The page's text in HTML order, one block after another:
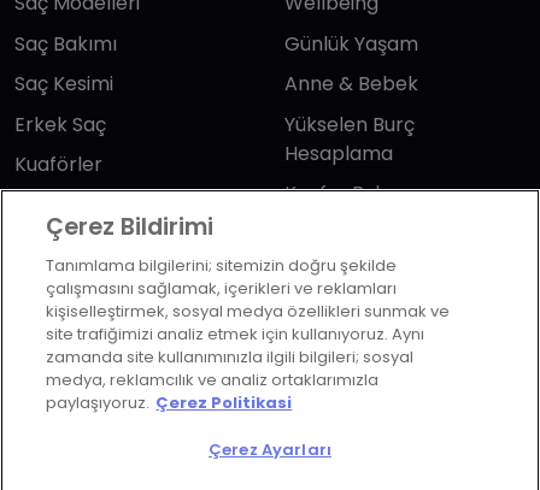
Saç Bakımı
Saç Kesimi
Erkek Saç
Kuaförler
Günlük Yaşam
Anne & Bebek
Yükselen Burç
Hesaplama
Kuafor Bulma
Bizi takip edin
KVKK Başvuru Formu
Kullanım Şart ve Koşulları
Çerez Bildirimi
Tanımlama bilgilerini; sitemizin doğru şekilde
çalışmasını sağlamak, içerikleri ve reklamları
kişiselleştirmek, sosyal medya özellikleri sunmak ve
site trafiğimizi analiz etmek için kullanıyoruz. Aynı
zamanda site kullanımınızla ilgili bilgileri; sosyal
medya, reklamcılık ve analiz ortaklarımızla
paylaşıyoruz. Çerez Politikasi
Çerez Ayarları